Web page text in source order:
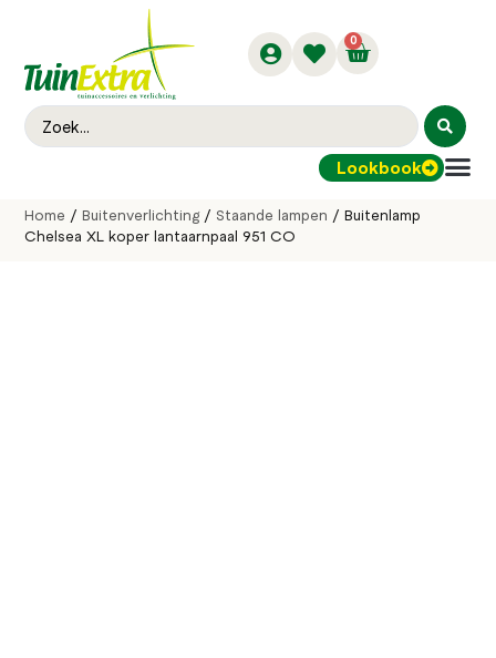
0
Lookbook
Home /Buitenverlichting/ Staande lampen / Buitenlamp
Chelsea XL koper lantaarnpaal 951 CO